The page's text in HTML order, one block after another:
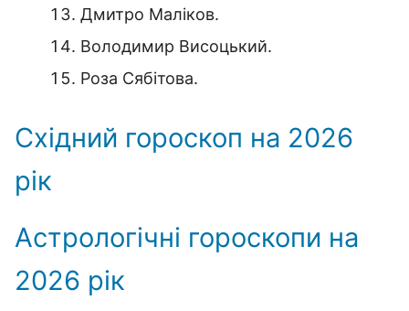
Дмитро Маліков.
Володимир Висоцький.
Роза Сябітова.
Східний гороскоп на 2026
рік
Астрологічні гороскопи на
2026 рік